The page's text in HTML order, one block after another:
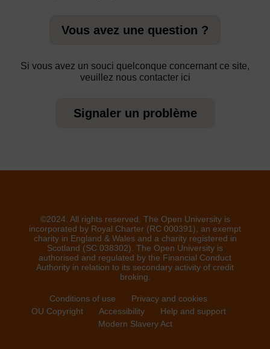
Vous avez une question ?
Si vous avez un souci quelconque concernant ce site,
veuillez nous contacter ici
Signaler un problème
©2024. All rights reserved. The Open University is
incorporated by Royal Charter (RC 000391), an exempt
charity in England & Wales and a charity registered in
Scotland (SC 038302). The Open University is
authorised and regulated by the Financial Conduct
Authority in relation to its secondary activity of credit
broking.
Conditions of use
Privacy and cookies
OU Copyright
Accessibility
Help and support
Modern Slavery Act